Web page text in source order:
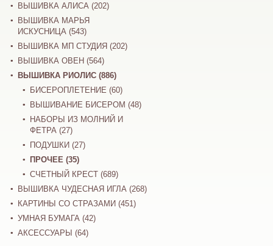
ВЫШИВКА АЛИСА (202)
ВЫШИВКА МАРЬЯ
ИСКУСНИЦА (543)
ВЫШИВКА МП СТУДИЯ (202)
ВЫШИВКА ОВЕН (564)
ВЫШИВКА РИОЛИС (886)
БИСЕРОПЛЕТЕНИЕ (60)
ВЫШИВАНИЕ БИСЕРОМ (48)
НАБОРЫ ИЗ МОЛНИЙ И
ФЕТРА (27)
ПОДУШКИ (27)
ПРОЧЕЕ (35)
СЧЕТНЫЙ КРЕСТ (689)
ВЫШИВКА ЧУДЕСНАЯ ИГЛА (268)
КАРТИНЫ СО СТРАЗАМИ (451)
УМНАЯ БУМАГА (42)
АКСЕССУАРЫ (64)